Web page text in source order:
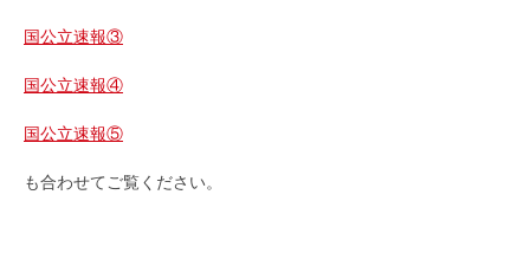
国公立速報③
国公立速報④
国公立速報⑤
も合わせてご覧ください。